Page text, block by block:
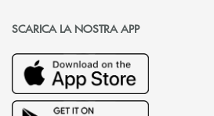
SCARICA LA NOSTRA APP